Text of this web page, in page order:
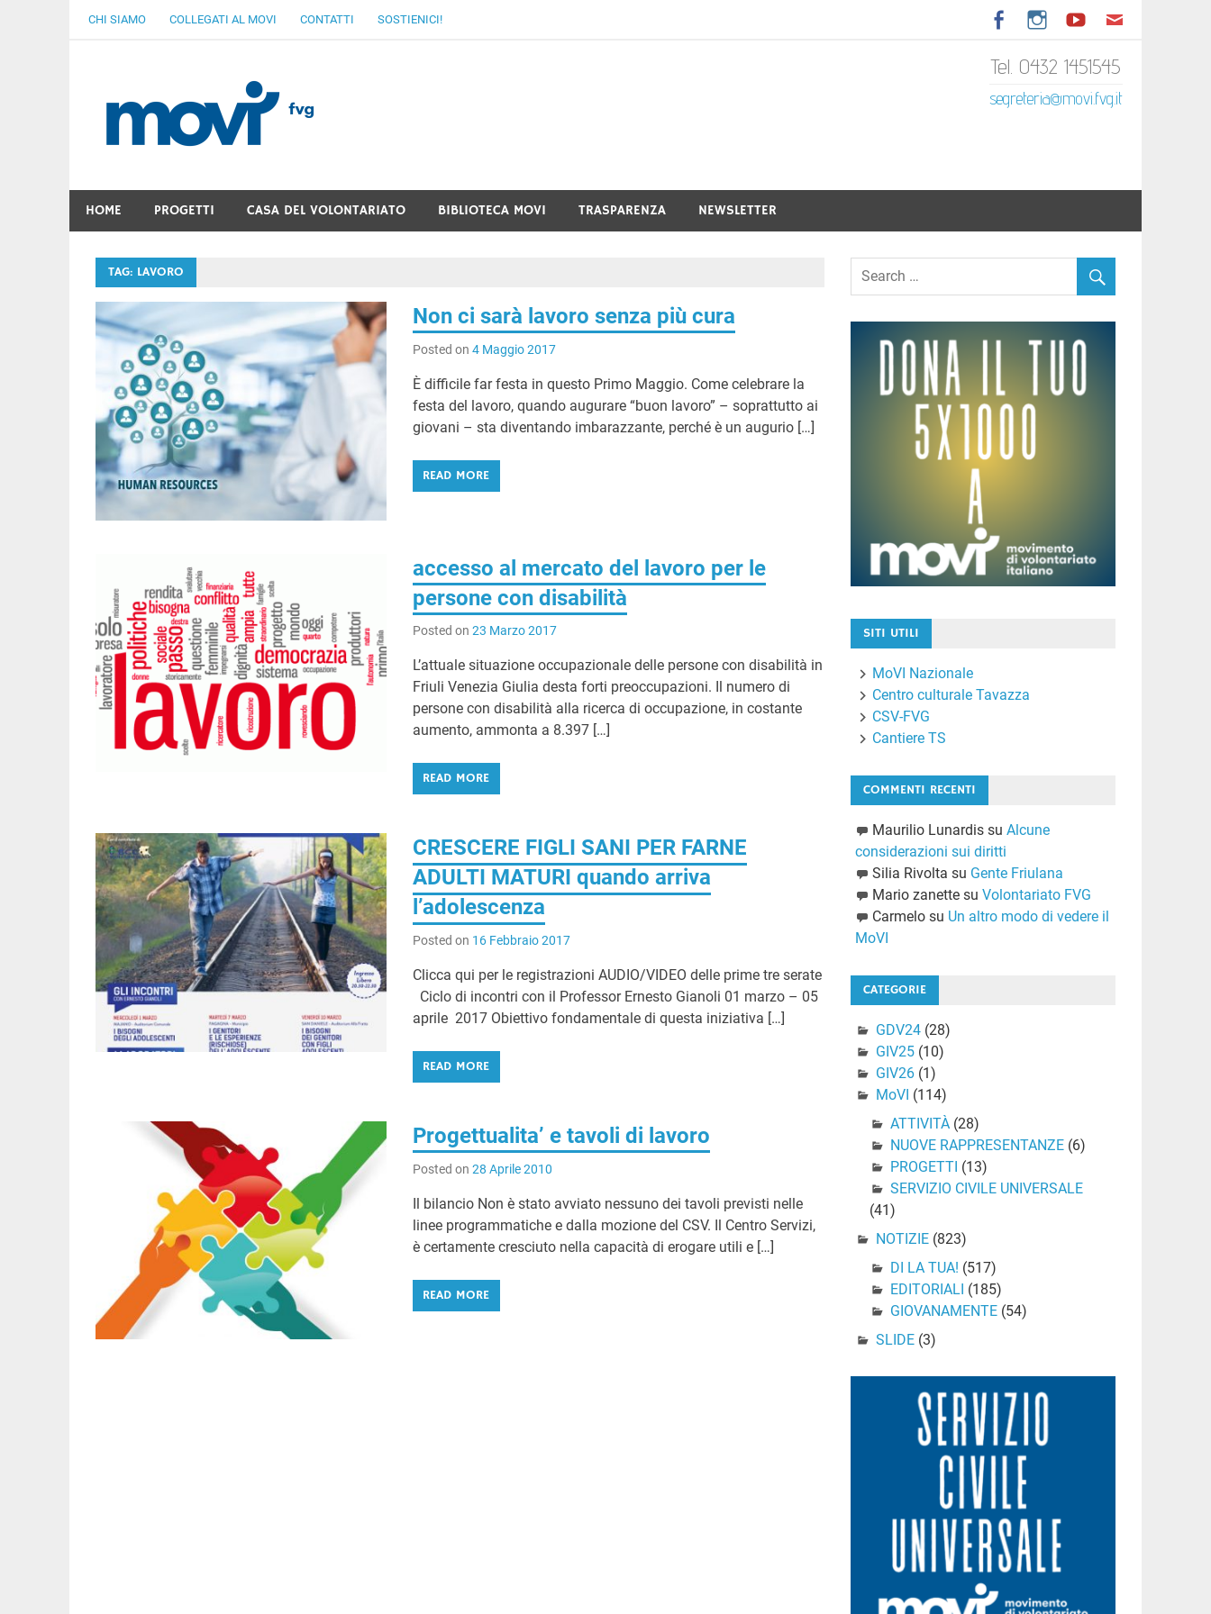
CHI SIAMO COLLEGATI AL MOVI CONTATTI SOSTIENICI!
MoVI FVG – Movimento di Volontariato Italiano del Friuli
Tel. 0432 1451545
segreteria@movi.fvg.it
HOME PROGETTI CASA DEL VOLONTARIATO BIBLIOTECA MOVI TRASPARENZA NEWSLETTER
TAG: LAVORO
Non ci sarà lavoro senza più cura
Posted on4 Maggio 2017
È difficile far festa in questo Primo Maggio. Come celebrare la
festa del lavoro, quando augurare “buon lavoro” – soprattutto ai
giovani – sta diventando imbarazzante, perché è un augurio […]
READ MORE
accesso al mercato del lavoro per le
persone con disabilità
Posted on23 Marzo 2017
L’attuale situazione occupazionale delle persone con disabilità in
Friuli Venezia Giulia desta forti preoccupazioni. Il numero di
persone con disabilità alla ricerca di occupazione, in costante
aumento, ammonta a 8.397 […]
READ MORE
CRESCERE FIGLI SANI PER FARNE
ADULTI MATURI quando arriva
l’adolescenza
Posted on 16 Febbraio 2017
Clicca qui per le registrazioni AUDIO/VIDEO delle prime tre serate
Ciclo di incontri con il Professor Ernesto Gianoli 01 marzo – 05
aprile 2017 Obiettivo fondamentale di questa iniziativa […]
READ MORE
Progettualita’ e tavoli di lavoro
Posted on28 Aprile 2010
Il bilancio Non è stato avviato nessuno dei tavoli previsti nelle
linee programmatiche e dalla mozione del CSV. Il Centro Servizi,
è certamente cresciuto nella capacità di erogare utili e […]
READ MORE
SITI UTILI
MoVI Nazionale
Centro culturale Tavazza
CSV-FVG
Cantiere TS
COMMENTI RECENTI
Maurilio Lunardissu Alcune
considerazioni sui diritti
Silia Rivolta su Gente Friulana
Mario zanettesu Volontariato FVG
Carmelosu Un altro modo di vedere il
MoVI
CATEGORIE
GDV24(28)
GIV25(10)
GIV26(1)
MoVI (114)
ATTIVITÀ(28)
NUOVE RAPPRESENTANZE(6)
PROGETTI (13)
SERVIZIO CIVILE UNIVERSALE
(41)
NOTIZIE(823)
DI LA TUA! (517)
EDITORIALI (185)
GIOVANAMENTE(54)
SLIDE(3)